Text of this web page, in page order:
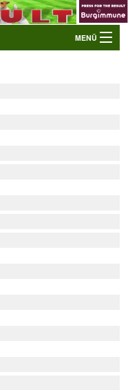
MENÜ